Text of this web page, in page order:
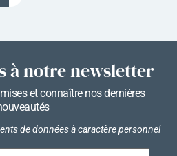
à notre newsletter
et connaître nos dernières
de données à caractère personnel